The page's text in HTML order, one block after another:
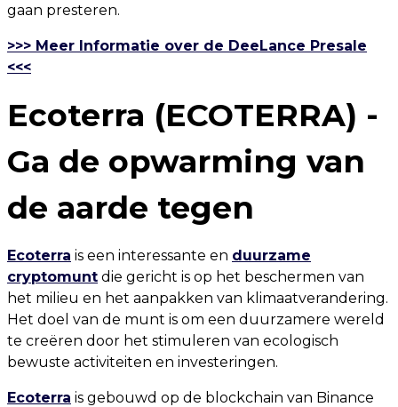
gaan presteren.
>>> Meer Informatie over de DeeLance Presale
<<<
Ecoterra (ECOTERRA) -
Ga de opwarming van
de aarde tegen
Ecoterra is een interessante en duurzame
cryptomunt die gericht is op het beschermen van
het milieu en het aanpakken van klimaatverandering.
Het doel van de munt is om een ​​duurzamere wereld
te creëren door het stimuleren van ecologisch
bewuste activiteiten en investeringen.
Ecoterra is gebouwd op de blockchain van Binance